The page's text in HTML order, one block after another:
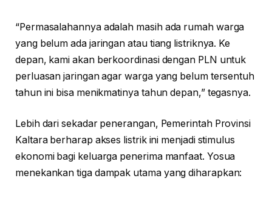
“Permasalahannya adalah masih ada rumah warga
yang belum ada jaringan atau tiang listriknya. Ke
depan, kami akan berkoordinasi dengan PLN untuk
perluasan jaringan agar warga yang belum tersentuh
tahun ini bisa menikmatinya tahun depan,” tegasnya.
Lebih dari sekadar penerangan, Pemerintah Provinsi
Kaltara berharap akses listrik ini menjadi stimulus
ekonomi bagi keluarga penerima manfaat. Yosua
menekankan tiga dampak utama yang diharapkan: